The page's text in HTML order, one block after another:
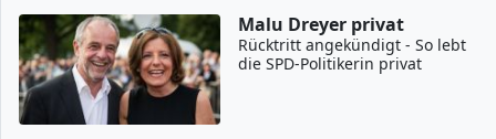
Malu Dreyer privat
Rücktritt angekündigt - So lebt
die SPD-Politikerin privat